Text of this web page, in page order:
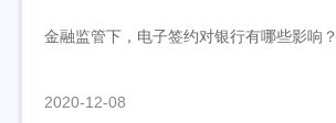
金融监管下，电子签约对银行有哪些影响？
2020-12-08